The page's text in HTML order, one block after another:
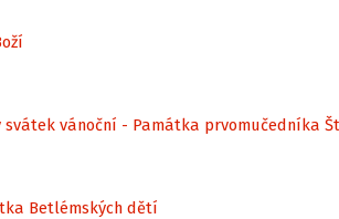
svátek vánoční - Památka prvomučedníka
Betlémských dětí